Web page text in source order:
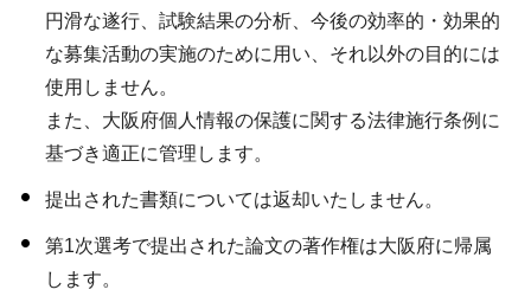
円滑な遂行、試験結果の分析、今後の効率的・効果的
な募集活動の実施のために用い、それ以外の目的には
使用しません。
また、大阪府個人情報の保護に関する法律施行条例に
基づき適正に管理します。
提出された書類については返却いたしません。
第1次選考で提出された論文の著作権は大阪府に帰属
します。